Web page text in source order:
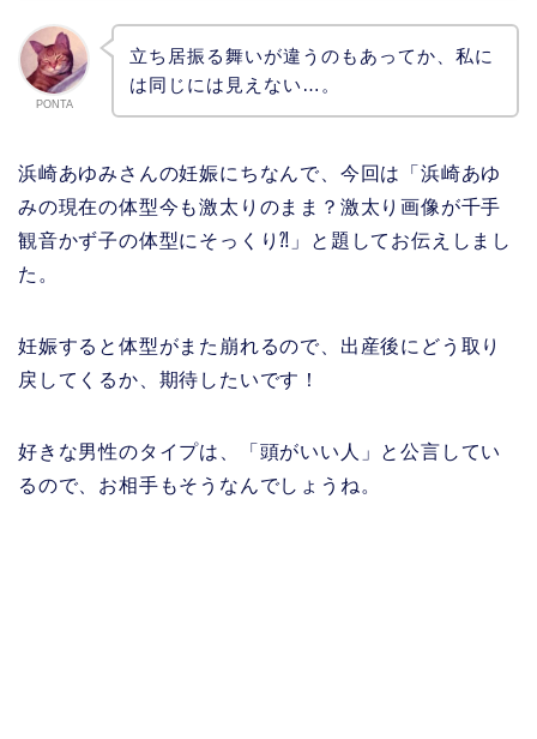
PONTA
立ち居振る舞いが違うのもあってか、私に
は同じには見えない…。
浜崎あゆみさんの妊娠にちなんで、今回は「浜崎あゆ
みの現在の体型今も激太りのまま？激太り画像が千手
観音かず子の体型にそっくり⁈」と題してお伝えしまし
た。
妊娠すると体型がまた崩れるので、出産後にどう取り
戻してくるか、期待したいです！
好きな男性のタイプは、「頭がいい人」と公言してい
るので、お相手もそうなんでしょうね。